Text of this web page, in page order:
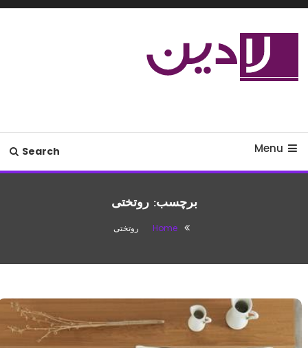
Skip
Menu
Search
برچسب:روتختی
Home روتختی